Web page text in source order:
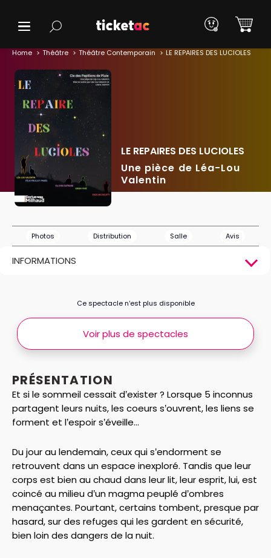
Home Théâtre Théâtre Contemporain LE REPAIRES DES LUCIOLES
LE REPAIRES DES LUCIOLES
Une pièce de Léa-Lou
Valentin
Photos Distribution Salle Avis
INFORMATIONS
PRÉSENTATION
Et si le sommeil cessait d’exister ? Lorsque 5 inconnus
partagent leurs nuits, les coeurs s’ouvrent, les liens se
forment et l’espoir s’éveille...
Du jour au lendemain, ceux qui s’endorment se
retrouvent dans un espace inexploré. Tandis que leur
corps est bien au chaud dans leur lit, leur esprit, lui, est
coincé au milieu d’un magma peuplé d’ombres
menaçantes. Pourtant, certains tombent, presque par
hasard, sur des refuges qui les gardent en sécurité,
bien loin des dangers de la nuit.
Ce spectacle n’est plus disponible
Voir plus de spectacles